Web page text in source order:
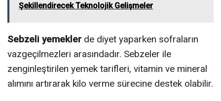
Şekillendirecek Teknolojik Gelişmeler
Sebzeli yemeklerde diyet yaparken sofraların
vazgeçilmezleri arasındadır. Sebzeler ile
zenginleştirilen yemek tarifleri, vitamin ve mineral
alımını artırarak kilo verme sürecine destek olabilir.